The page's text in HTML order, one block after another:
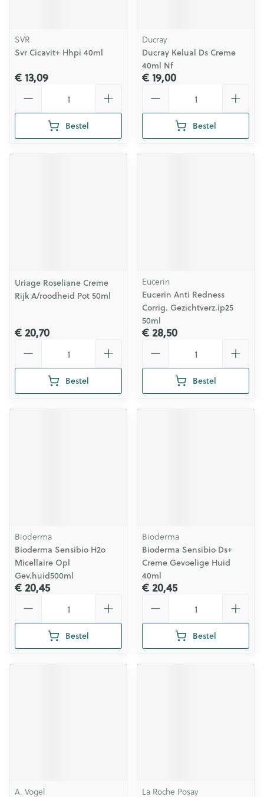
SVR
Svr Cicavit+ Hhpi 40ml
€ 13,09
Bestel
Ducray
Ducray Kelual Ds Creme
40ml Nf
€ 19,00
Bestel
Uriage Roseliane Creme
Rijk A/roodheid Pot 50ml
€ 20,70
Bestel
Eucerin
Eucerin Anti Redness
Corrig. Gezichtverz.ip25
50ml
€ 28,50
Bestel
Bioderma
Bioderma Sensibio H2o
Micellaire Opl
Gev.huid500ml
€ 20,45
Bestel
Bioderma
Bioderma Sensibio Ds+
Creme Gevoelige Huid
40ml
€ 20,45
Bestel
A. Vogel La Roche Posay